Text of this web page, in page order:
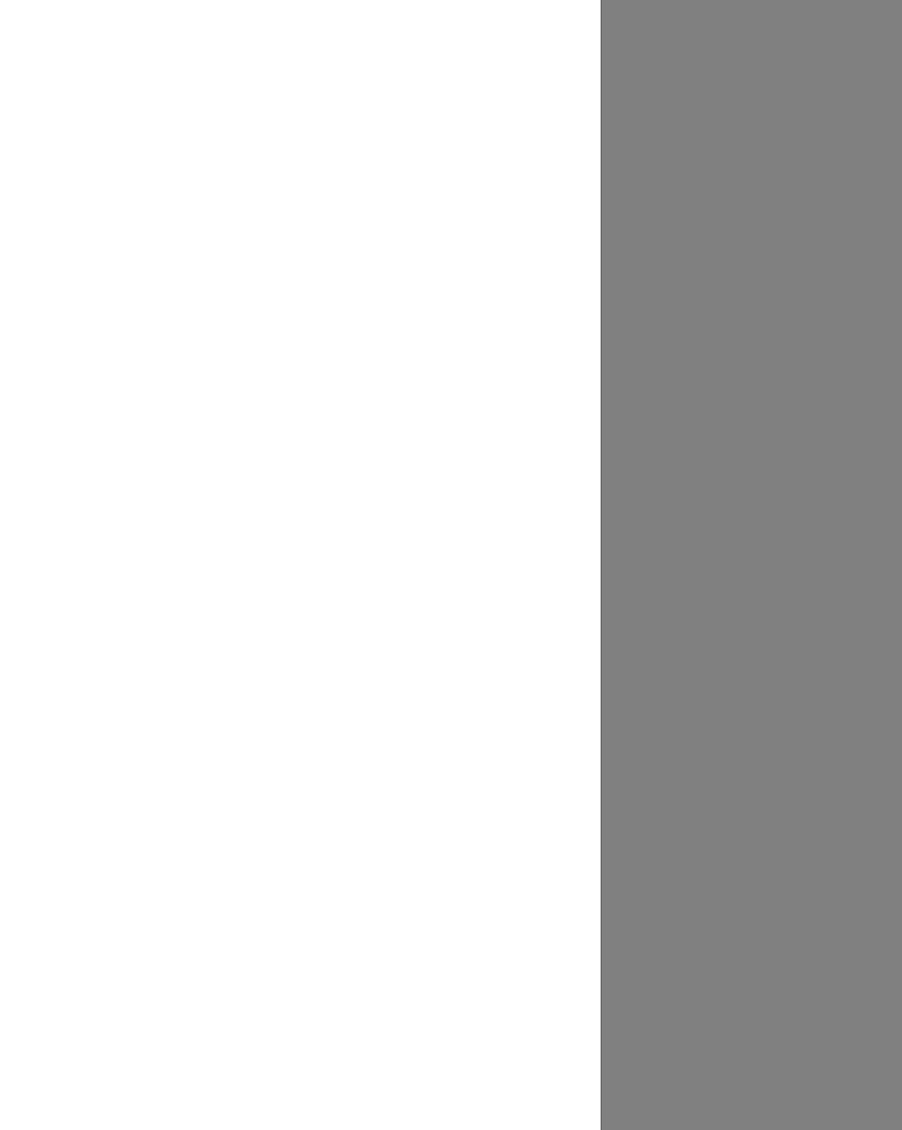
vous avez vécu d'agréable. Et là, merveille, vous
tel ou tel problème, il continue vaillamment à
ou d'inhibitions. Assez rapidement, au fil des
n'a
Vous, et personne d'autre, qui avez accès à votre
votre présent ou dans une situation agréable de
à quitter notre tête toute-puissante. C'est
"Vous visualisez" ou "Vous imaginez" qui
ou avec un seul sens (la vue). Plutôt que de
à la conscience.
par ne plus penser ?
plutôt qu’un
pourquoi nous souffrons de tel ou tel symptôme,
esprit - de nous en débarrasser. C'est un
et non de ce qui ne va pas. C'est